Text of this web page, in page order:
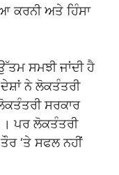
ਕਰਨੀ ਅਤੇ ਹਿੰਸਾ
ਸਮਝੀ ਜਾਂਦੀ ਹੈ
ਨੇ ਲੋਕਤੰਤਰੀ
ਸਰਕਾਰ
ਪਰ ਲੋਕਤੰਤਰੀ
‘ਤੇ ਸਫਲ ਨਹੀਂ